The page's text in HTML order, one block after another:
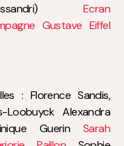
Ecran
Gustave Eiffel
: Florence Sandis,
Loobuyck Alexandra
Guerin Sarah